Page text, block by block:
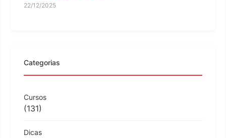
22/12/2025
Categorias
Cursos
(131)
Dicas